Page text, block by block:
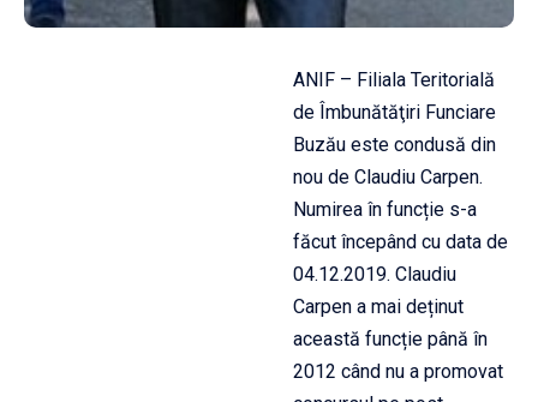
ANIF – Filiala Teritorială
de Îmbunătăţiri Funciare
Buzău este condusă din
nou de Claudiu Carpen.
Numirea în funcție s-a
făcut începând cu data de
04.12.2019. Claudiu
Carpen a mai deținut
această funcție până în
2012 când nu a promovat